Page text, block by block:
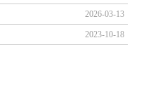
2026-03-13
2023-10-18